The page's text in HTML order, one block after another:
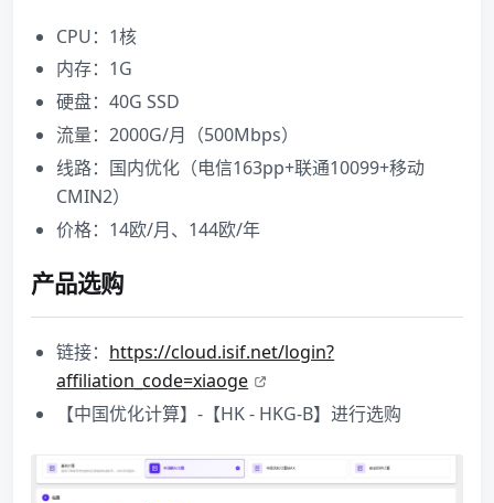
CPU：1核
内存：1G
硬盘：40G SSD
流量：2000G/月（500Mbps）
线路：国内优化（电信163pp+联通10099+移动
CMIN2）
价格：14欧/月、144欧/年
产品选购
链接： https://cloud.isif.net/login?
affiliation_code=xiaoge
【中国优化计算】-【HK - HKG-B】进行选购